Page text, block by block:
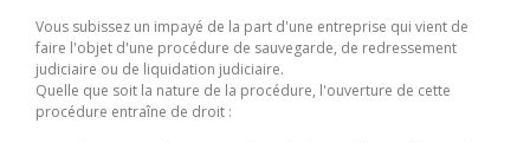
Vous subissez un impayé de la part d'une entreprise qui vient de
faire l'objet d'une procédure de sauvegarde, de redressement
judiciaire ou de liquidation judiciaire.
Quelle que soit la nature de la procédure, l'ouverture de cette
procédure entraîne de droit :